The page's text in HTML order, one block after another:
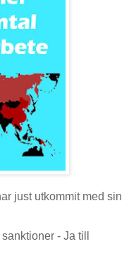
just utkommit med sin
- Ja till